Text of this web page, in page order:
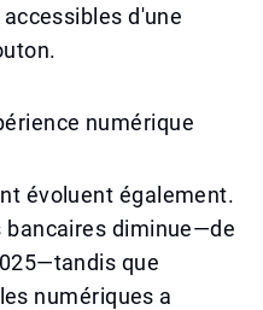
d'une
numérique
évoluent également.
bancaires diminue—de
que
numériques a